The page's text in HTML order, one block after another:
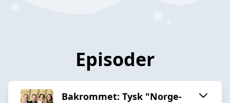
Episoder
Bakrommet: Tysk "Norge-